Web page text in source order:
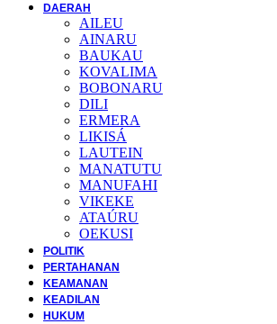
DAERAH
AILEU
AINARU
BAUKAU
KOVALIMA
BOBONARU
DILI
ERMERA
LIKISÁ
LAUTEIN
MANATUTU
MANUFAHI
VIKEKE
ATAÚRU
OEKUSI
POLITIK
PERTAHANAN
KEAMANAN
KEADILAN
HUKUM